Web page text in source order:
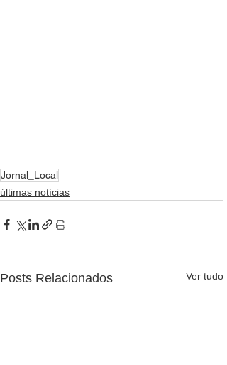
Jornal_Local
últimas notícias
Posts Relacionados Ver tudo